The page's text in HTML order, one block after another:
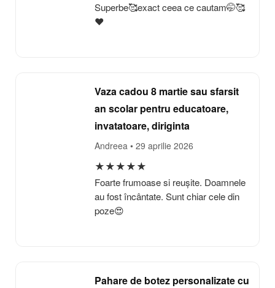
Superbe🥰exact ceea ce cautam🤭🥰
❤️
Vaza cadou 8 martie sau sfarsit
an scolar pentru educatoare,
invatatoare, diriginta
Andreea • 29 aprilie 2026
★★★★★
Foarte frumoase si reușite. Doamnele
au fost încântate. Sunt chiar cele din
poze😍
Pahare de botez personalizate cu